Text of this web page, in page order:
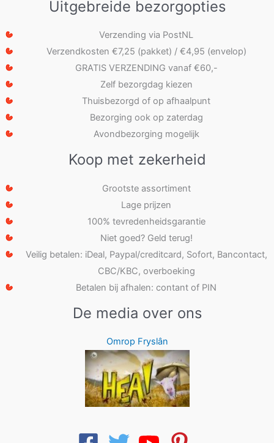
Uitgebreide bezorgopties
Verzending via PostNL
Verzendkosten €7,25 (pakket) / €4,95 (envelop)
GRATIS VERZENDING vanaf €60,-
Zelf bezorgdag kiezen
Thuisbezorgd of op afhaalpunt
Bezorging ook op zaterdag
Avondbezorging mogelijk
Koop met zekerheid
Grootste assortiment
Lage prijzen
100% tevredenheidsgarantie
Niet goed? Geld terug!
Veilig betalen: iDeal, Paypal/creditcard, Sofort, Bancontact,
CBC/KBC, overboeking
Betalen bij afhalen: contant of PIN
De media over ons
Omrop Fryslân